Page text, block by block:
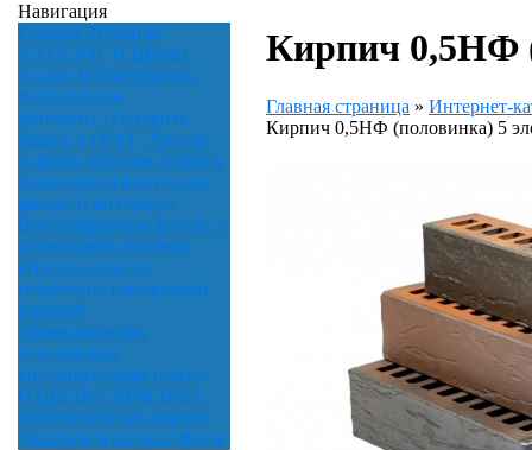
Навигация
Главная страница
КАТАЛОГ И ЦЕНЫ
Акции И Распродажи
Фотогалерея
Контакты / Оставить
Заявку в ООО "Аркада"
Кирпич Красная гвардия
Клинкерная плитка для
фасада и интерьера
Вентилируемые фасады с
клинкерной плиткой
Отделка дома из
газобетона клинкерной
плиткой
Промышленная
техническая
кислотоупорная плитка
ОТДЕЛКА КРЫЛЬЦА
Облицовочный кирпич
"Баварская кладка" флэш
Кирпич 0,5НФ
Главная страница » Интернет-
Кирпич 0,5НФ (половинка) 5